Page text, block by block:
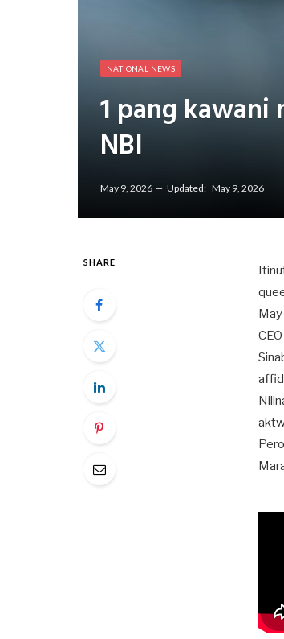
NATIONAL NEWS
1 pang kawani
NBI
May 9, 2026 Updated: May 9, 2026
SHARE